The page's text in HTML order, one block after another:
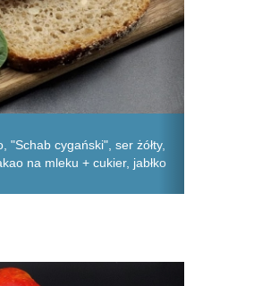
"Schab cygański", ser żółty,
na mleku + cukier, jabłko